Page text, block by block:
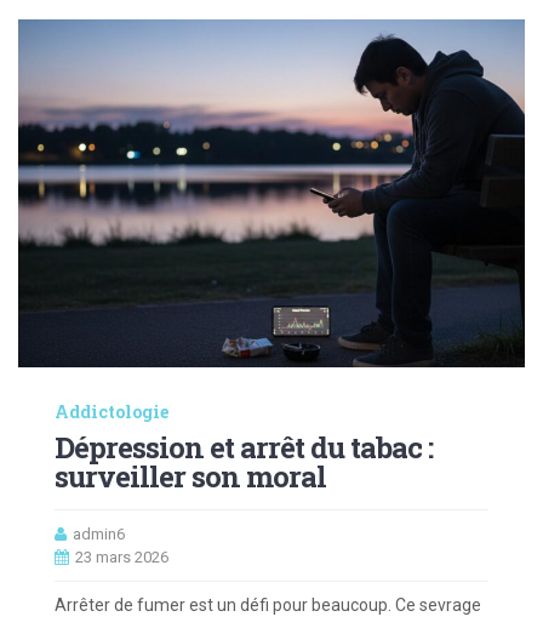
Addictologie
Dépression et arrêt du tabac :
surveiller son moral
admin6
23 mars 2026
Arrêter de fumer est un défi pour beaucoup. Ce sevrage